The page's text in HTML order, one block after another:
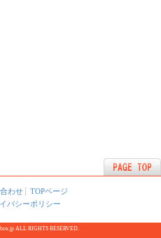
わせ
TOPページ
バシーポリシー
ALL RIGHTS RESERVED.